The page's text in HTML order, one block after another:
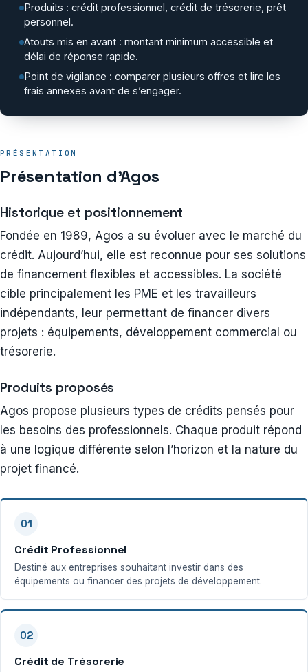
Produits : crédit professionnel, crédit de trésorerie, prêt
personnel.
Atouts mis en avant : montant minimum accessible et
délai de réponse rapide.
Point de vigilance : comparer plusieurs offres et lire les
frais annexes avant de s’engager.
PRÉSENTATION
Présentation d’Agos
Historique et positionnement
Fondée en 1989, Agos a su évoluer avec le marché du
crédit. Aujourd’hui, elle est reconnue pour ses solutions
de financement flexibles et accessibles. La société
cible principalement les PME et les travailleurs
indépendants, leur permettant de financer divers
projets : équipements, développement commercial ou
trésorerie.
Produits proposés
Agos propose plusieurs types de crédits pensés pour
les besoins des professionnels. Chaque produit répond
à une logique différente selon l’horizon et la nature du
projet financé.
01
Crédit Professionnel
Destiné aux entreprises souhaitant investir dans des
équipements ou financer des projets de développement.
02
Crédit de Trésorerie